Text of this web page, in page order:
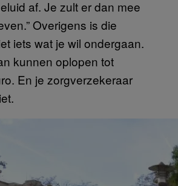
af. Je zult er dan mee
Overigens is die
iets wat je wil ondergaan.
kunnen oplopen tot
En je zorgverzekeraar